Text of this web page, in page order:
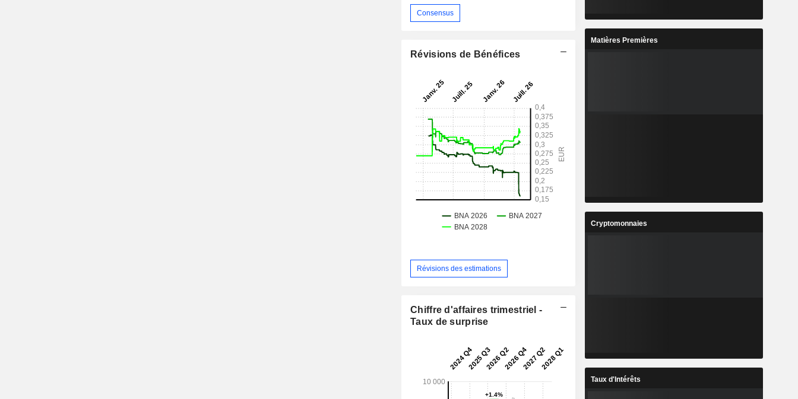
Consensus
Révisions de Bénéfices
Révisions des estimations
Chiffre d'affaires trimestriel -
Taux de surprise
Matières Premières
Cryptomonnaies
Taux d'Intérêts